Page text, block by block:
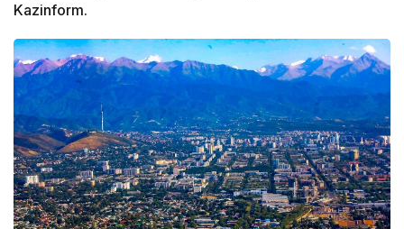
Kazinform.